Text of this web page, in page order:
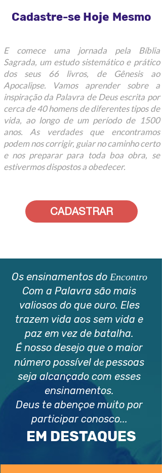
Cadastre-se Hoje Mesmo
E comece uma jornada pela Bíblia
Sagrada, um estudo sistemático e prático
dos seus 66 livros, de Gênesis ao
Apocalipse. Vamos aprender sobre a
inspiração da Palavra de Deus escrita por
cerca de 40 homens de diferentes tipos de
vida, ao longo de um período de 1500
anos. As verdades que encontramos
podem nos corrigir, guiar no caminho certo
e nos preparar para toda boa obra, se
estivermos dispostos a obedecer.
EM DESTAQUES
Os ensinamentos do Encontro
Com a Palavra são mais
valiosos do que ouro. Eles
trazem vida aos sem vida e
paz em vez de batalha.
É nosso desejo que o maior
número possíveldepessoas
seja alcançado com esses
ensinamentos.
Deus te abençoe muito por
participar conosco...
CADASTRAR